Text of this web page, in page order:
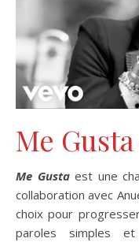
Me
Me Gustaest une
collaboration avec
choix pour
paroles simples et